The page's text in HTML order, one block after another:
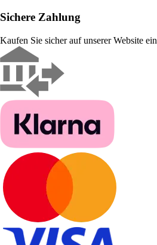
Sichere Zahlung
Kaufen Sie sicher auf unserer Website ein